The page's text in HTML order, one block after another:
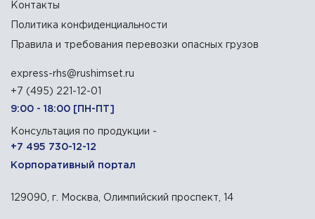
Контакты
Политика конфиденциальности
Правила и требования перевозки опасных грузов
express-rhs@rushimset.ru
+7 (495) 221-12-01
9:00 - 18:00 [ПН-ПТ]
Консультация по продукции -
+7 495 730-12-12
Корпоративный портал
129090, г. Москва, Олимпийский проспект, 14